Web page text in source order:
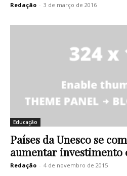
Redação - 3 de março de 2016
Educação
Países da Unesco se
aumentar investimento
Redação - 4 de novembro de 2015